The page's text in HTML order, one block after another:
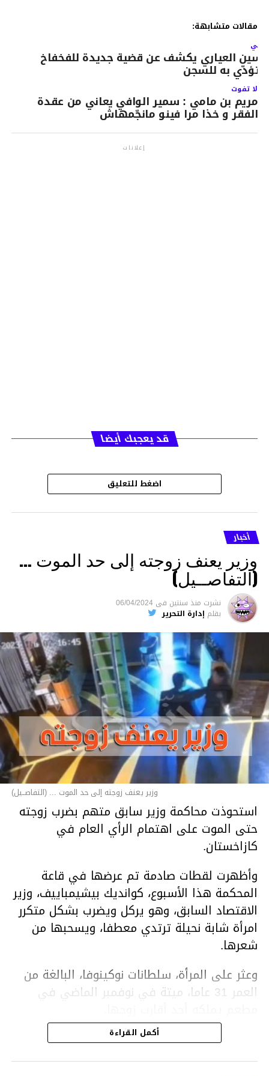
مقالات متشابهة:
العياري يكشف عن قضية جديدة للفخفاخ
به للسجن
لا تفوت
مريم بن مامي : سمير الوافي يعاني من عقدة
الفقر و خذا مرا فينو مانجّمهاش
إعلانات
قد يعجبك أيضا
اضغط للتعليق
أخبار
وزير يعنف زوجته إلى حد الموت …
(التفاصــيل)
نشرت منذ سنتين فى 06/04/2024
بقلم إدارة التحرير
وزير يعنف زوجته إلى حد الموت ... (التفاصــيل)
استحوذت محاكمة وزير سابق متهم بضرب زوجته
حتى الموت على اهتمام الرأي العام في
كازاخستان.
وأظهرت لقطات صادمة تم عرضها في قاعة
المحكمة هذا الأسبوع، كوانديك بيشيمباييف، وزير
الاقتصاد السابق، وهو يركل ويضرب بشكل متكرر
امرأة شابة نحيلة ترتدي معطفا، ويسحبها من
شعرها.
وعثر على المرأة، سلطانات نوكينوفا، البالغة من
العمر 31 عاما، ميتة في نوفمبر الماضي في
ووفقا لتقرير الطبيب الشرعي، توفيت نوكينوفا
متأثرة بصدمة في الدماغ، وكانت إحدى عظام
أكمل القراءة